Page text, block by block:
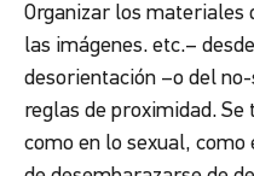
Organizar los materiales
las imágenes. etc.–
desorientación –o del
reglas de proximidad.
como en lo sexual,